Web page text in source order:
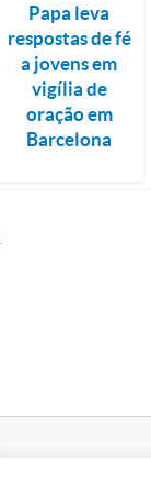
Papa leva
respostas de fé
a jovens em
vigília de
oração em
Barcelona